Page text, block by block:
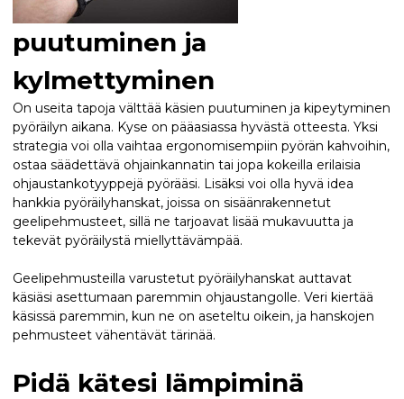
puutuminen ja
kylmettyminen
On useita tapoja välttää käsien puutuminen ja kipeytyminen
pyöräilyn aikana. Kyse on pääasiassa hyvästä otteesta. Yksi
strategia voi olla vaihtaa ergonomisempiin pyörän kahvoihin,
ostaa säädettävä ohjainkannatin tai jopa kokeilla erilaisia
ohjaustankotyyppejä pyörääsi. Lisäksi voi olla hyvä idea
hankkia pyöräilyhanskat, joissa on sisäänrakennetut
geelipehmusteet, sillä ne tarjoavat lisää mukavuutta ja
tekevät pyöräilystä miellyttävämpää.
Geelipehmusteilla varustetut pyöräilyhanskat auttavat
käsiäsi asettumaan paremmin ohjaustangolle. Veri kiertää
käsissä paremmin, kun ne on aseteltu oikein, ja hanskojen
pehmusteet vähentävät tärinää.
Pidä kätesi lämpiminä